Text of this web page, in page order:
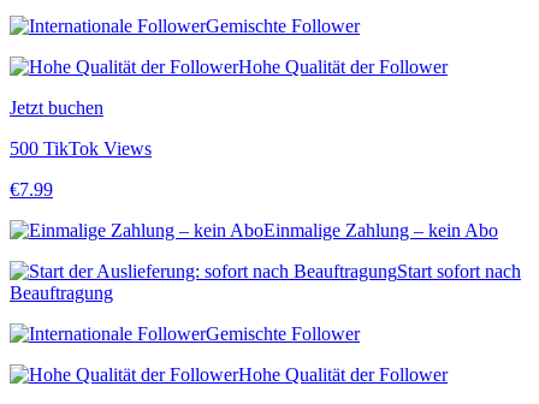
Gemischte Follower
Hohe Qualität der Follower
Jetzt buchen
500 TikTok Views
€7.99
Einmalige Zahlung – kein Abo
Start sofort nach
Beauftragung
Gemischte Follower
Hohe Qualität der Follower